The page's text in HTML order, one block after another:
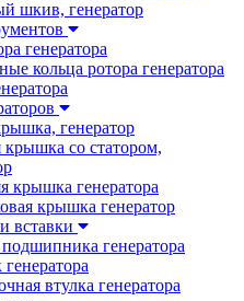
шкив, генератор
генератора
кольца ротора генератора
генератор
крышка со статором,
крышка генератора
крышка генератор
вставки
генератора
втулка генератора